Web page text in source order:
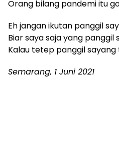
Orang bilang pandemi itu
Eh jangan ikutan panggil
Biar saya saja yang panggil
Kalau tetep panggil
Semarang, 1 Juni 2021